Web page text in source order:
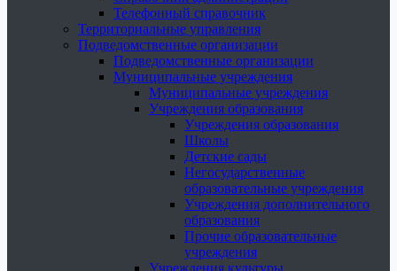
Телефонный справочник
Территориальные управления
Подведомственные организации
Подведомственные организации
Муниципальные учреждения
Муниципальные учреждения
Учреждения образования
Учреждения образования
Школы
Детские сады
Негосударственные
образовательные учреждения
Учреждения дополнительного
образования
Прочие образовательные
учреждения
Учреждения культуры